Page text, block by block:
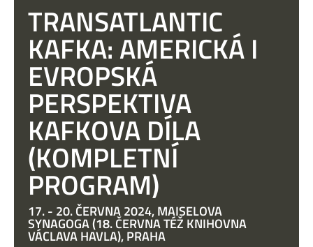
TRANSATLANTIC
KAFKA: AMERICKÁ I
EVROPSKÁ
PERSPEKTIVA
KAFKOVA DÍLA
(KOMPLETNÍ
PROGRAM)
17. - 20. ČERVNA 2024, MAISELOVA
SYNAGOGA (18. ČERVNA TÉŽ KNIHOVNA
VÁCLAVA HAVLA), PRAHA